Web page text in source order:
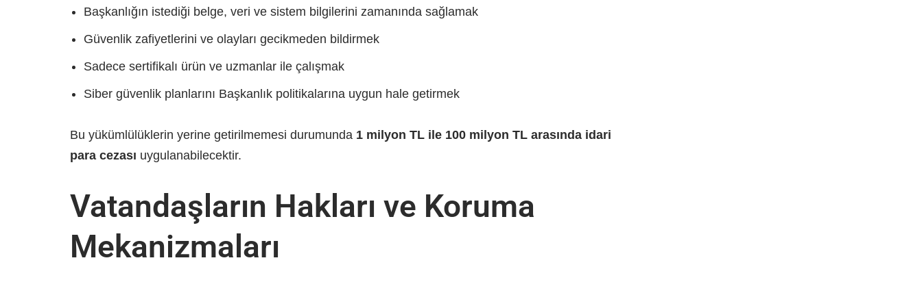
Başkanlığın istediği belge, veri ve sistem bilgilerini zamanında sağlamak
Güvenlik zafiyetlerini ve olayları gecikmeden bildirmek
Sadece sertifikalı ürün ve uzmanlar ile çalışmak
Siber güvenlik planlarını Başkanlık politikalarına uygun hale getirmek
Bu yükümlülüklerin yerine getirilmemesi durumunda 1 milyon TL ile 100 milyon TL arasında idari
para cezası uygulanabilecektir.
Vatandaşların Hakları ve Koruma
Mekanizmaları